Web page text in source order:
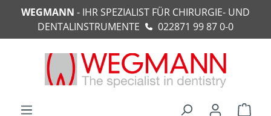
springen
WEGMANN - IHR SPEZIALIST FÜR CHIRURGIE- UND
DENTALINSTRUMENTE
022871 99 87 0-0